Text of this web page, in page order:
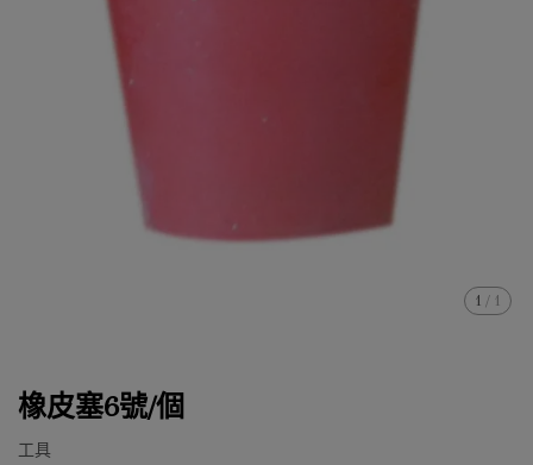
1 / 1
橡皮塞6號/個
工具